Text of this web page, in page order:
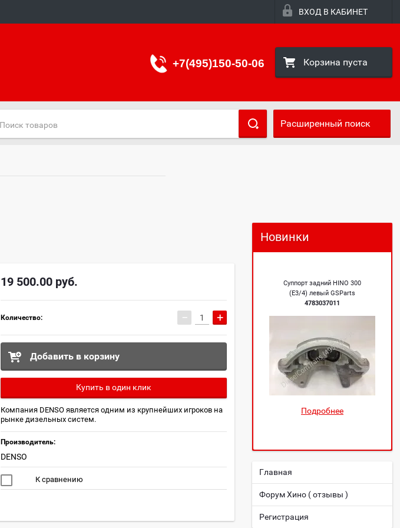
ВХОД В КАБИНЕТ
+7(495)150-50-06 Корзина пуста
Расширенный поиск
19 500.00 руб.
Количество: − +
Добавить в корзину
Купить в один клик
Компания DENSO является одним из крупнейших игроков на
рынке дизельных систем.
Производитель:
DENSO
К сравнению
Новинки
Суппорт задний HINO 300
(Е3/4) левый GSParts
4783037011
Подробнее
Главная
Форум Хино ( отзывы )
Регистрация